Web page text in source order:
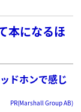
本になるほ
ドホンで感じ
PR(Marshall Group AB)